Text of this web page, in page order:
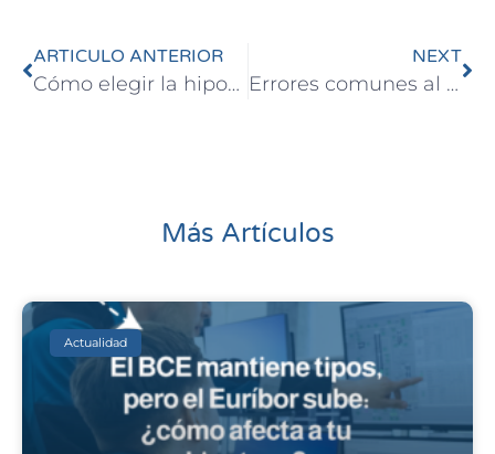
ARTICULO ANTERIOR
Cómo elegir la hipoteca perfecta para ti: Guía paso a paso
NEXT
Errores comunes al solicitar una hipoteca y cómo evitarlos
Más Artículos
Actualidad